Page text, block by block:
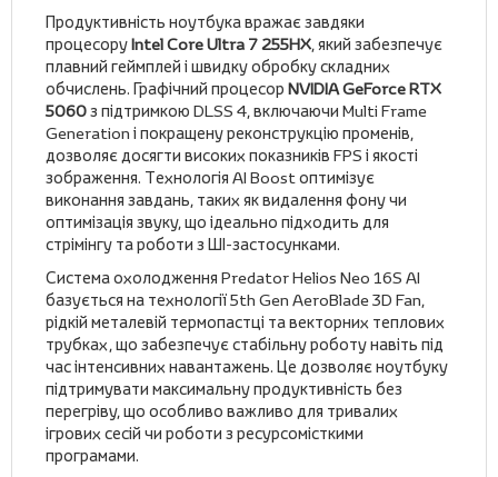
Продуктивність ноутбука вражає завдяки
процесоруIntel Core Ultra 7 255HX, який забезпечує
плавний геймплей і швидку обробку складних
обчислень. Графічний процесор NVIDIA GeForce RTX
5060з підтримкою DLSS 4, включаючи Multi Frame
Generation і покращену реконструкцію променів,
дозволяє досягти високих показників FPS і якості
зображення. Технологія AI Boost оптимізує
виконання завдань, таких як видалення фону чи
оптимізація звуку, що ідеально підходить для
стрімінгу та роботи з ШІ-застосунками.
Система охолодження Predator Helios Neo 16S AI
базується на технології 5th Gen AeroBlade 3D Fan,
рідкій металевій термопастці та векторних теплових
трубках, що забезпечує стабільну роботу навіть під
час інтенсивних навантажень. Це дозволяє ноутбуку
підтримувати максимальну продуктивність без
перегріву, що особливо важливо для тривалих
ігрових сесій чи роботи з ресурсомісткими
програмами.